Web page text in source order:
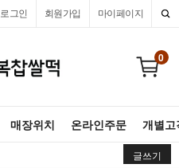
마이페이지
회원가입
로그인
0
매장위치 온라인주문 개별
글쓰기